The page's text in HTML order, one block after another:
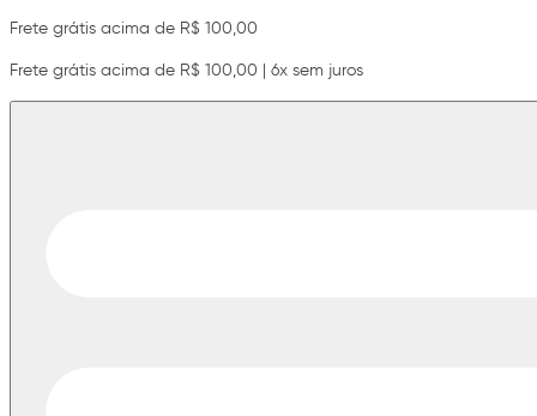
Frete grátis acima de R$ 100,00
Frete grátis acima de R$ 100,00 | 6x sem juros